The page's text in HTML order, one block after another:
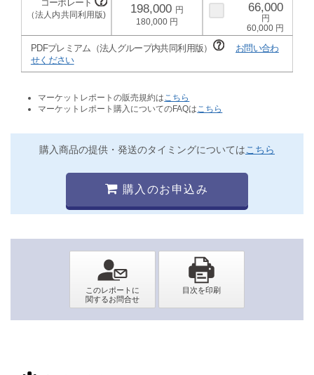
198,000
180,000
66,000
60,000
PDFプレミアム（法人グループ内共同利用版）
お問い合わ
せください
マーケットレポートの販売規約は こちら
マーケットレポート購入についてのFAQは こちら
購入商品の提供・発送のタイミングについてはこちら
購入のお申込み